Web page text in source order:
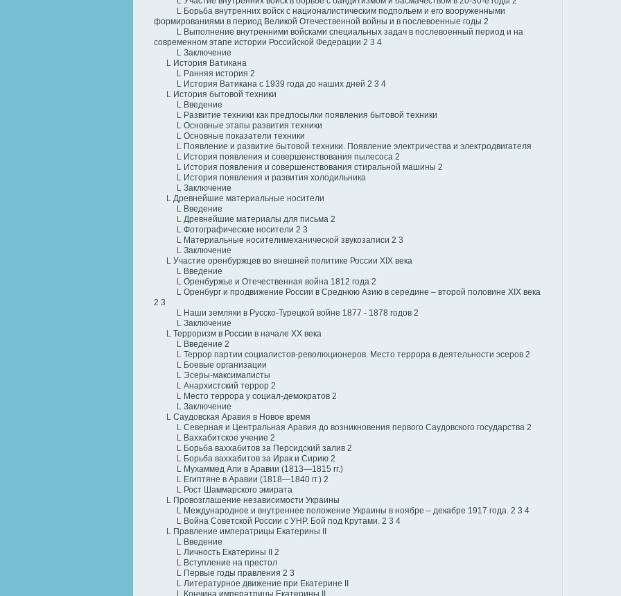
L Борьба внутренних войск с националистическим подпольем и его вооруженными
формированиями в период Великой Отечественной войны и в послевоенные годы 2
L Выполнение внутренними войсками специальных задач в послевоенный период и на
современном этапе истории Российской Федерации 2 3 4
L Заключение
L История Ватикана
L Ранняя история 2
L История Ватикана с 1939 года до наших дней 2 3 4
L История бытовой техники
L Введение
L Развитие техники как предпосылки появления бытовой техники
L Основные этапы развития техники
L Основные показатели техники
L Появление и развитие бытовой техники. Появление электричества и электродвигателя
L История появления и совершенствования пылесоса 2
L История появления и совершенствования стиральной машины 2
L История появления и развития холодильника
L Заключение
L Древнейшие материальные носители
L Введение
L Древнейшие материалы для письма 2
L Фотографические носители 2 3
L Материальные носителимеханической звукозаписи 2 3
L Заключение
L Участие оренбуржцев во внешней политике России XIX века
L Введение
L Оренбуржье и Отечественная война 1812 года 2
L Оренбург и продвижение России в Среднюю Азию в середине – второй половине XIX века
2 3
L Наши земляки в Русско-Турецкой войне 1877 - 1878 годов 2
L Заключение
L Терроризм в России в начале XX века
L Введение 2
L Террор партии социалистов-революционеров. Место террора в деятельности эсеров 2
L Боевые организации
L Эсеры-максималисты
L Анархистский террор 2
L Место террора у социал-демократов 2
L Заключение
L Саудовская Аравия в Новое время
L Северная и Центральная Аравия до возникновения первого Саудовского государства 2
L Ваххабитское учение 2
L Борьба ваххабитов за Персидский залив 2
L Борьба ваххабитов за Ирак и Сирию 2
L Мухаммед Али в Аравии (1813—1815 гг.)
L Египтяне в Аравии (1818—1840 гг.) 2
L Рост Шаммарского эмирата
L Провозглашение независимости Украины
L Международное и внутреннее положение Украины в ноябре – декабре 1917 года. 2 3 4
L Война Советской России с УНР. Бой под Крутами. 2 3 4
L Правление императрицы Екатерины II
L Введение
L Личность Екатерины II
2
L Вступление на престол
L Первые годы правления 2 3
L Литературное движение при Екатерине II
L Кончина императрицы Екатерины II